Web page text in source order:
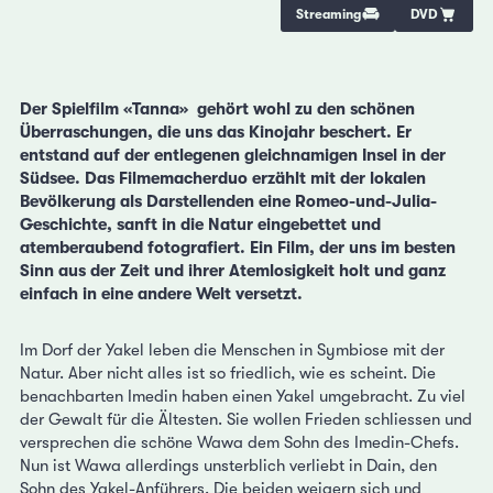
Streaming DVD
Der Spielfilm «Tanna» gehört wohl zu den schönen
Überraschungen, die uns das Kinojahr beschert. Er
entstand auf der entlegenen gleichnamigen Insel in der
Südsee. Das Filmemacherduo erzählt mit der lokalen
Bevölkerung als Darstellenden eine Romeo-und-Julia-
Geschichte, sanft in die Natur eingebettet und
atemberaubend fotografiert. Ein Film, der uns im besten
Sinn aus der Zeit und ihrer Atemlosigkeit holt und ganz
einfach in eine andere Welt versetzt.
Im Dorf der Yakel leben die Menschen in Symbiose mit der
Natur. Aber nicht alles ist so friedlich, wie es scheint. Die
benachbarten Imedin haben einen Yakel umgebracht. Zu viel
der Gewalt für die Ältesten. Sie wollen Frieden schliessen und
versprechen die schöne Wawa dem Sohn des Imedin-Chefs.
Nun ist Wawa allerdings unsterblich verliebt in Dain, den
Sohn des Yakel-Anführers. Die beiden weigern sich und